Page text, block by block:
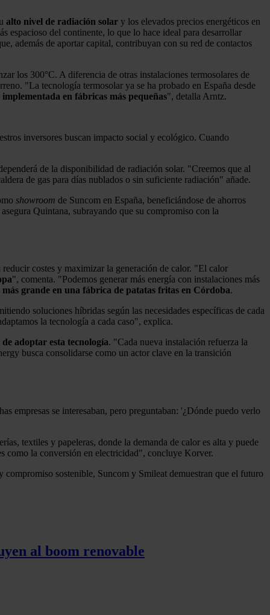
alto nivel de radiación solar y los elevados precios energéticos en
espacioso del continente, lo que lo hace ideal para desarrollar
además de aportar capital, contribuyan con su red de contactos
los 300°C. A diferencia de otras instalaciones termosolares de
"La tecnología termosolar ya se ha probado en España desde
en fábricas más pequeñas", detalla Arntz.
inversores buscan impacto social y ecológico. Cuando
de la disponibilidad de radiación solar. "Creemos que al
de gas para días nublados o sin suficiente radiación" añade.
showroom de Suncom en España, beneficiándose de ahorros
Quintana, subrayando que su compromiso con la
costes y maximizar la generación de calor. "El calor
", comenta. "Podemos generar más energía con instalaciones más
grande en una fábrica de patatas fritas en Córdoba.
soluciones híbridas según las necesidades específicas de cada
la tecnología a cada caso", explica.
adoptar esta tecnología. "Cada nueva instalación refuerza la
busca consolidarse como un actor clave en la transición
empresas se interesaban, pero preguntaban: '¿Dónde puedo verlo
textiles y papeleras, donde la demanda de calor es alta y puede
como la conversión en electricidad", concluye Korver.
sostenible, Suncom y Smileat demuestran que el futuro
al boom renovable